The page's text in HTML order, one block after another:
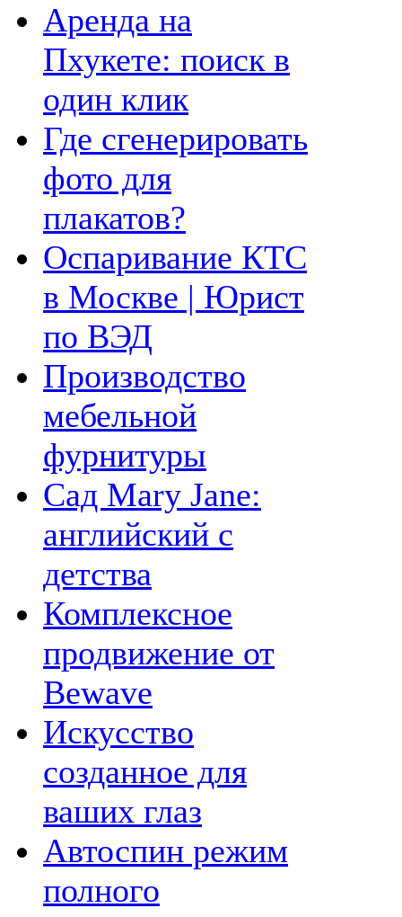
Аренда на
Пхукете: поиск в
один клик
Где сгенерировать
фото для
плакатов?
Оспаривание КТС
в Москве | Юрист
по ВЭД
Производство
мебельной
фурнитуры
Сад Mary Jane:
английский с
детства
Комплексное
продвижение от
Bewave
Искусство
созданное для
ваших глаз
Автоспин режим
полного